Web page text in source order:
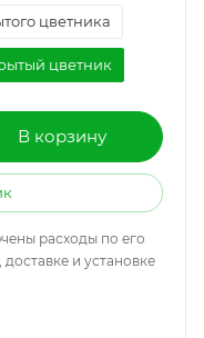
цветника
цветник
В корзину
расходы по его
и установке